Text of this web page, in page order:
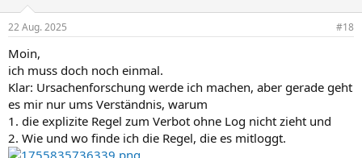
e
:
22 Aug. 2025 #18
Moin,
ich muss doch noch einmal.
Klar: Ursachenforschung werde ich machen, aber gerade geht
es mir nur ums Verständnis, warum
1. die explizite Regel zum Verbot ohne Log nicht zieht und
2. Wie und wo finde ich die Regel, die es mitloggt.